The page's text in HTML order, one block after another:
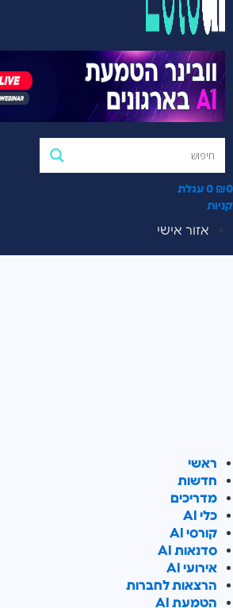
₪0
0 עגלת
קניות
אזור אישי
ראשי
חדשות
מדריכים
כלי AI
קורסי AI
סדנאות AI
אירועי AI
הרצאות לחברות
הטמעת AI